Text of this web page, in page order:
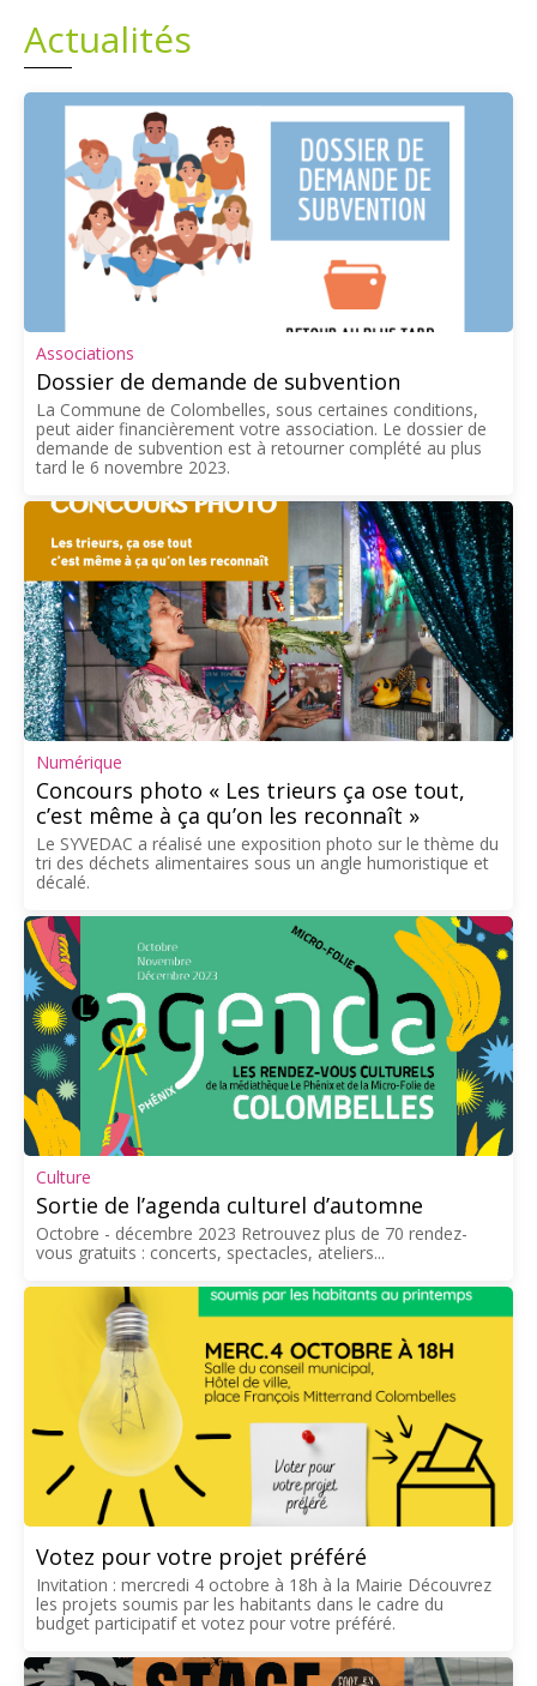
Actualités
Associations
Dossier de demande de subvention
La Commune de Colombelles, sous certaines conditions,
peut aider financièrement votre association. Le dossier de
demande de subvention est à retourner complété au plus
tard le 6 novembre 2023.
Numérique
Concours photo « Les trieurs ça ose tout,
c’est même à ça qu’on les reconnaît »
Le SYVEDAC a réalisé une exposition photo sur le thème du
tri des déchets alimentaires sous un angle humoristique et
décalé.
Culture
Sortie de l’agenda culturel d’automne
Octobre - décembre 2023 Retrouvez plus de 70 rendez-
vous gratuits : concerts, spectacles, ateliers...
Votez pour votre projet préféré
Invitation : mercredi 4 octobre à 18h à la Mairie Découvrez
les projets soumis par les habitants dans le cadre du
budget participatif et votez pour votre préféré.
Plans
Demandes légales
Emploi
Marchés publics
Grands projets